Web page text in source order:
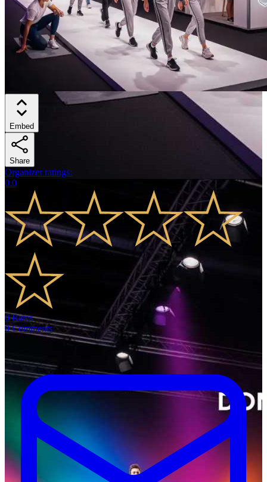
Embed
Share
Organizer ratings:
0.0
0 Rates
0 Comments